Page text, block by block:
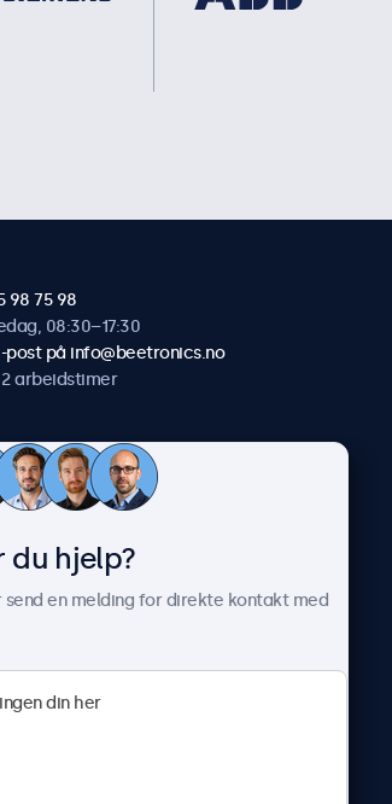
98 75 98
08:30–17:30
post på info@beetronics.no
2 arbeidstimer
Om Beetronics
Nyheter & oppdateringer
Jobb med oss
Betingelser og vilkår
du hjelp?
send en melding for direkte kontakt med